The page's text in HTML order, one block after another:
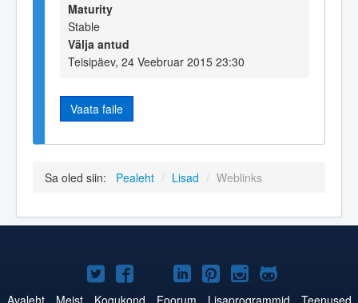
Maturity
Stable
Välja antud
Teisipäev, 24 Veebruar 2015 23:30
Vaata faile
Sa oled siin: Pealeht / Lisad / Weblinks
Joomla!Joomla!Joomla!
Joomla!Joomla!
Joomla!Joomla!
Avaleht Meist Kogukond Foorum Lisaprogrammid Teenused